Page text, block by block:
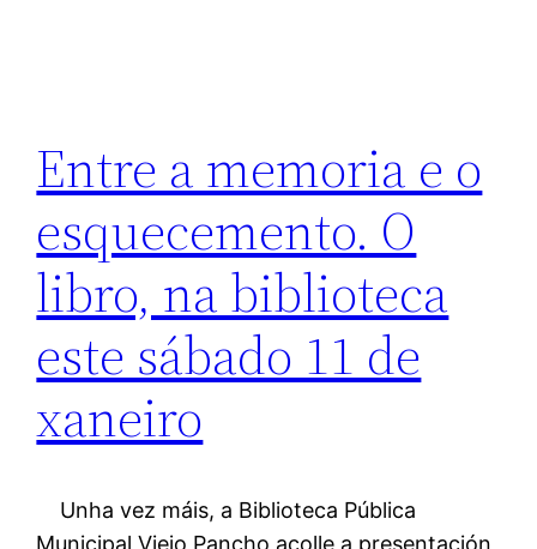
Entre a memoria e o
esquecemento. O
libro, na biblioteca
este sábado 11 de
xaneiro
Unha vez máis, a Biblioteca Pública
Municipal Viejo Pancho acolle a presentación